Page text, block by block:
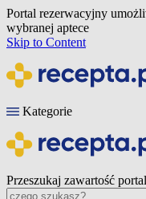
Portal rezerwacyjny
wybranej aptece
Skip to Content
Kategorie
Przeszukaj zawartość